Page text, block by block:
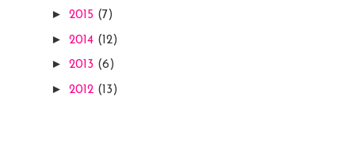
► 2015 (7)
► 2014 (12)
► 2013 (6)
► 2012 (13)